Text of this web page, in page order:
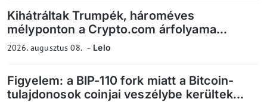
Kihátráltak Trumpék, hároméves
mélyponton a Crypto.com árfolyama...
2026. augusztus 08. Lelo
Figyelem: a BIP-110 fork miatt a Bitcoin-
tulajdonosok coinjai veszélybe kerültek...